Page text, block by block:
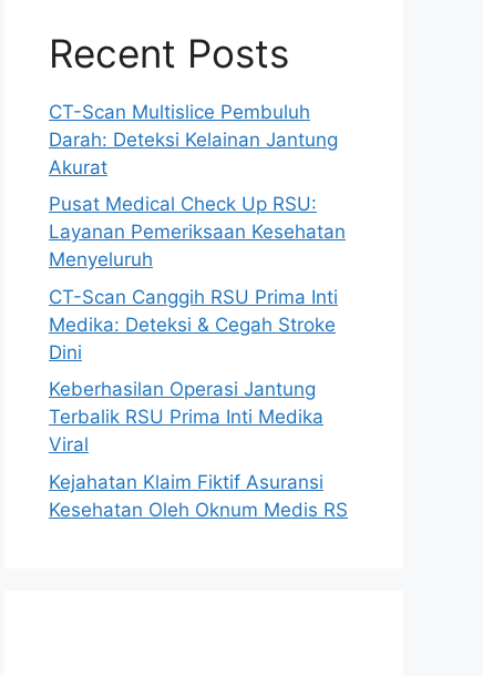
Recent Posts
CT-Scan Multislice Pembuluh
Darah: Deteksi Kelainan Jantung
Akurat
Pusat Medical Check Up RSU:
Layanan Pemeriksaan Kesehatan
Menyeluruh
CT-Scan Canggih RSU Prima Inti
Medika: Deteksi & Cegah Stroke
Dini
Keberhasilan Operasi Jantung
Terbalik RSU Prima Inti Medika
Viral
Kejahatan Klaim Fiktif Asuransi
Kesehatan Oleh Oknum Medis RS